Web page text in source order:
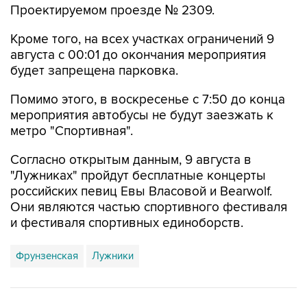
Проектируемом проезде № 2309.
Кроме того, на всех участках ограничений 9
августа с 00:01 до окончания мероприятия
будет запрещена парковка.
Помимо этого, в воскресенье с 7:50 до конца
мероприятия автобусы не будут заезжать к
метро "Спортивная".
Согласно открытым данным, 9 августа в
"Лужниках" пройдут бесплатные концерты
российских певиц Евы Власовой и Bearwolf.
Они являются частью спортивного фестиваля
и фестиваля спортивных единоборств.
Фрунзенская Лужники